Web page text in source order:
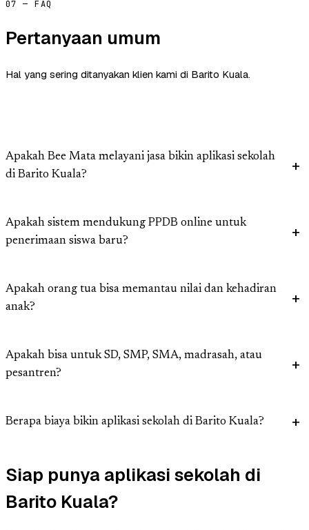
07 — FAQ
Pertanyaan umum
Hal yang sering ditanyakan klien kami di Barito Kuala.
Apakah Bee Mata melayani jasa bikin aplikasi sekolah
di Barito Kuala?
Apakah sistem mendukung PPDB online untuk
penerimaan siswa baru?
Apakah orang tua bisa memantau nilai dan kehadiran
anak?
Apakah bisa untuk SD, SMP, SMA, madrasah, atau
pesantren?
Berapa biaya bikin aplikasi sekolah di Barito Kuala?
Siap punya aplikasi sekolah di
Barito Kuala?